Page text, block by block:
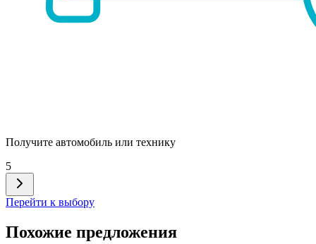
Получите автомобиль или технику
5
Перейти к выбору
Похожие предложения